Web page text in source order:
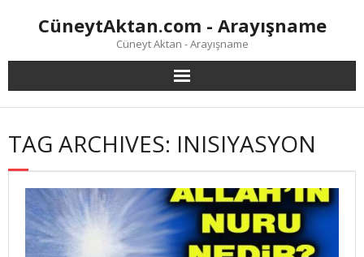
CüneytAktan.com - Arayışname
Cüneyt Aktan - Arayışname
TAG ARCHIVES: INISIYASYON